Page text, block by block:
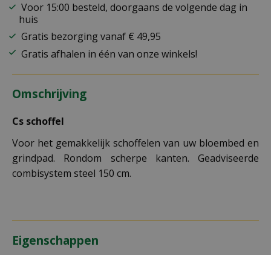
Voor 15:00 besteld, doorgaans de volgende dag in
huis
Gratis bezorging vanaf € 49,95
Gratis afhalen in één van onze winkels!
Omschrijving
Cs schoffel
Voor het gemakkelijk schoffelen van uw bloembed en
grindpad. Rondom scherpe kanten. Geadviseerde
combisystem steel 150 cm.
Eigenschappen